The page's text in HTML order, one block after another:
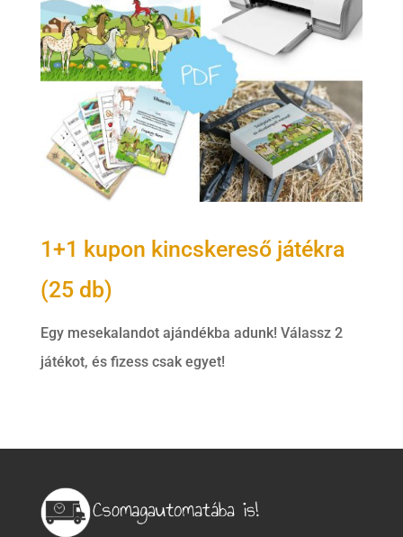
1+1 kupon kincskereső játékra
(25 db)
Egy mesekalandot ajándékba adunk! Válassz 2
játékot, és fizess csak egyet!